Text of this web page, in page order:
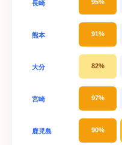
長崎 95%
熊本 91%
大分 82%
宮崎 97%
鹿児島 90%